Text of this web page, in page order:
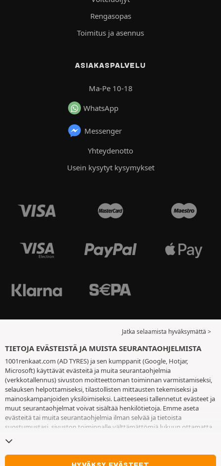
Rengasopas
Toimitus ja asennus
ASIAKASPALVELU
Ma-Pe 10-18
WhatsApp
Messenger
Yhteydenotto
Usein kysytyt kysymykset
Jatka selaamista hyväksymättä >
TIETOJA EVÄSTEISTÄ JA MUISTA SEURANTAOHJELMISTA
1001renkaat.com (AD TYRES) ja sen kumppanit (Google, Hotjar,
Microsoft) käyttävät evästeitä ja muita seurantaohjelmia
(verkkotallennus) sivuston moitteettoman toiminnan varmistamiseksi,
selauksen helpottamiseksi, tilastollisten mittausten tekemiseksi ja
mainoskampanjoiden yksilöimiseksi. Laitteeseesi tallennetut evästeet ja
muut seurantaohjelmat voivat sisältää henkilötietoja. Emme aseta
evästeitä tai muita seurantaohjelmia ilman selvää ja tietoista
suostumustasi, sivuston toiminnalle välttämättömiä lukuun ottamatta.
milloin tahansa
hyväksymättä evästeitä tai muita seurantaohjelmia. Hylkääminen ei ole